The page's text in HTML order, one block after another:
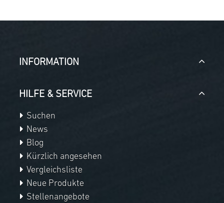
INFORMATION
HILFE & SERVICE
Suchen
News
Blog
Kürzlich angesehen
Vergleichsliste
Neue Produkte
Stellenangebote